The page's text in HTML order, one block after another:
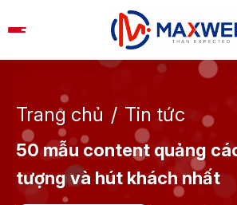
to
Trang chủ / Tin tức
50 mẫu content quảng
tượng và hút khách nhất